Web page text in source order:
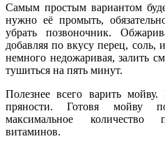
Самым простым вариантом
нужно её промыть,
убрать позвоночник.
добавляя по вкусу перец,
немного недожаривая, залить
тушиться на пять минут.
Полезнее всего варить
пряности. Готовя мойву
максимальное количество
витаминов.